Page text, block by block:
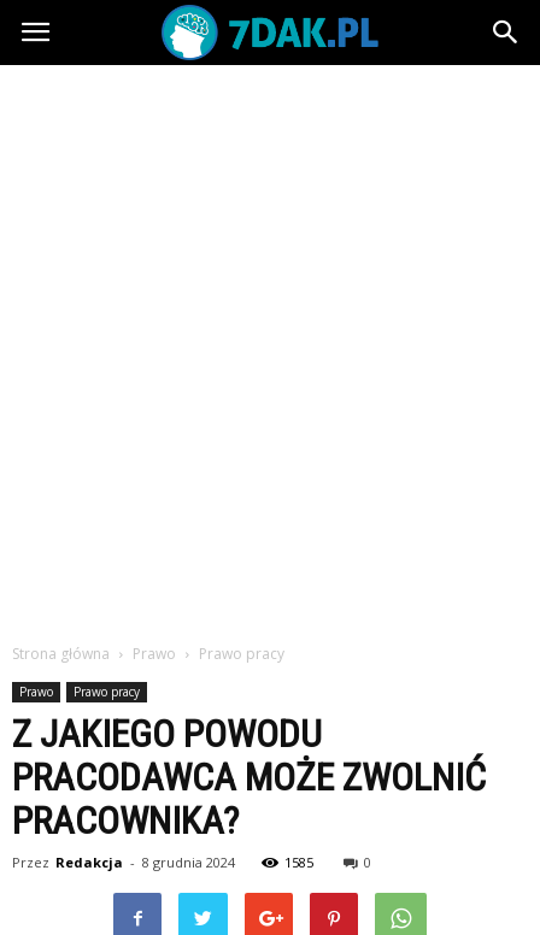
7dak.pl
Strona główna Prawo Prawo pracy
Prawo Prawo pracy
Z JAKIEGO POWODU
PRACODAWCA MOŻE ZWOLNIĆ
PRACOWNIKA?
Przez Redakcja - 8 grudnia 2024 1585 0